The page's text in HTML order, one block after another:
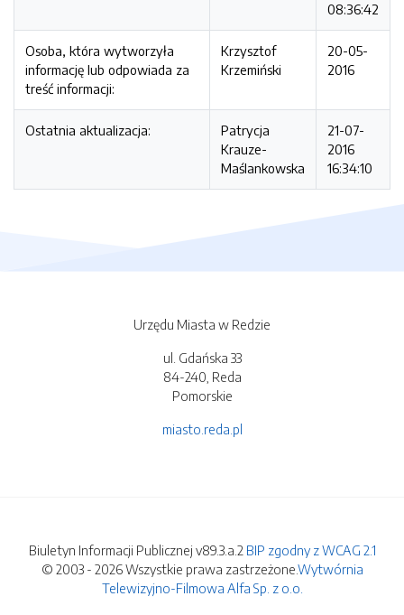
08:36:42
Osoba, która wytworzyła
informację lub odpowiada za
treść informacji:
Krzysztof
Krzemiński
20-05-
2016
Ostatnia aktualizacja:
Patrycja
Krauze-
Maślankowska
21-07-
2016
16:34:10
Urzędu Miasta w Redzie
ul. Gdańska 33
84-240, Reda
Pomorskie
miasto.reda.pl
Biuletyn Informacji Publicznej v89.3.a.2 BIP zgodny z WCAG 2.1
© 2003 - 2026 Wszystkie prawa zastrzeżone.Wytwórnia
Telewizyjno-Filmowa Alfa Sp. z o.o.